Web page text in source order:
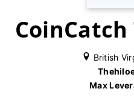
British
Max